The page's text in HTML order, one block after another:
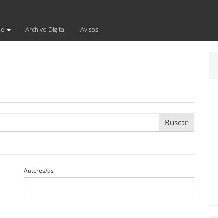
Archivo Digital Avisos
Autores/as